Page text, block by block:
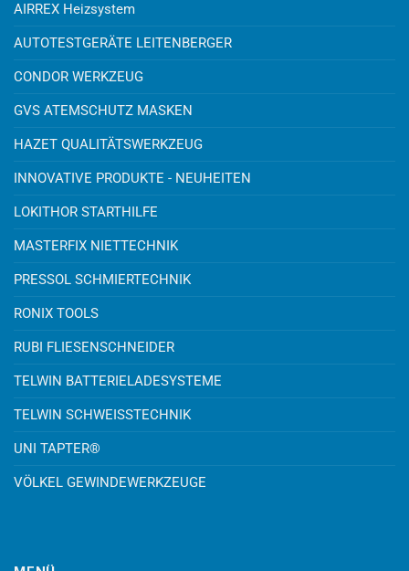
AIRREX Heizsystem
AUTOTESTGERÄTE LEITENBERGER
CONDOR WERKZEUG
GVS ATEMSCHUTZ MASKEN
HAZET QUALITÄTSWERKZEUG
INNOVATIVE PRODUKTE - NEUHEITEN
LOKITHOR STARTHILFE
MASTERFIX NIETTECHNIK
PRESSOL SCHMIERTECHNIK
RONIX TOOLS
RUBI FLIESENSCHNEIDER
TELWIN BATTERIELADESYSTEME
TELWIN SCHWEISSTECHNIK
UNI TAPTER®
VÖLKEL GEWINDEWERKZEUGE